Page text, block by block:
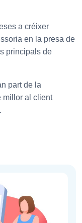
a créixer
en la presa de
principals de
part de la
millor al client